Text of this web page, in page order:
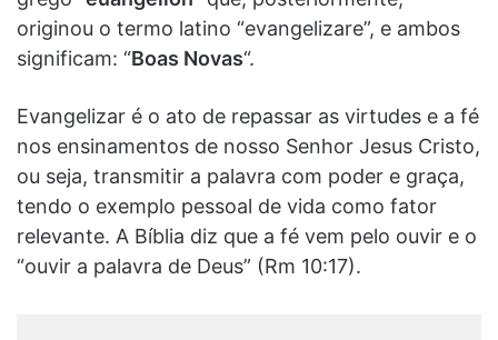
originou o termo latino “evangelizare”, e ambos
significam: “Boas Novas“.
Evangelizar é o ato de repassar as virtudes e a fé
nos ensinamentos de nosso Senhor Jesus Cristo,
ou seja, transmitir a palavra com poder e graça,
tendo o exemplo pessoal de vida como fator
relevante. A Bíblia diz que a fé vem pelo ouvir e o
“ouvir a palavra de Deus” (Rm 10:17).